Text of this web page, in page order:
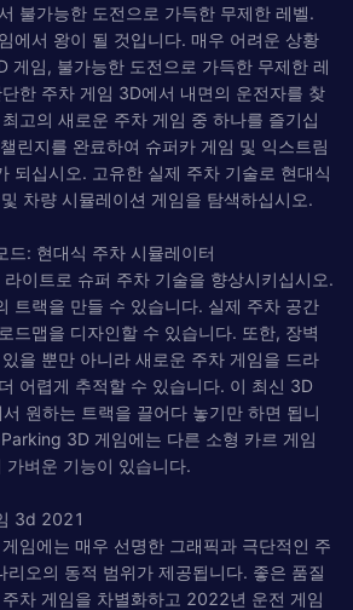
불가능한 도전으로 가득한 무제한 레벨.
에서 왕이 될 것입니다. 매우 어려운 상황
게임, 불가능한 도전으로 가득한 무제한 레
한 주차 게임 3D에서 내면의 운전자를 찾
고의 새로운 주차 게임 중 하나를 즐기십
린지를 완료하여 슈퍼카 게임 및 익스트림
되십시오. 고유한 실제 주차 기술로 현대식
차량 시뮬레이션 게임을 탐색하십시오.
드: 현대식 주차 시뮬레이터
이트로 슈퍼 주차 기술을 향상시키십시오.
트랙을 만들 수 있습니다. 실제 주차 공간
드맵을 디자인할 수 있습니다. 또한, 장벽
을 뿐만 아니라 새로운 주차 게임을 드라
어렵게 추적할 수 있습니다. 이 최신 3D
원하는 트랙을 끌어다 놓기만 하면 됩니
3D 게임에는 다른 소형 카르 게임
벼운 기능이 있습니다.
3d 2021
임에는 매우 선명한 그래픽과 극단적인 주
리오의 동적 범위가 제공됩니다. 좋은 품질
차 게임을 차별화하고 2022년 운전 게임